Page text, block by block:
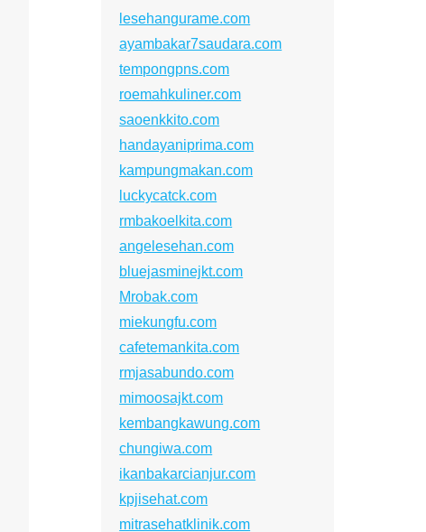
lesehangurame.com
ayambakar7saudara.com
tempongpns.com
roemahkuliner.com
saoenkkito.com
handayaniprima.com
kampungmakan.com
luckycatck.com
rmbakoelkita.com
angelesehan.com
bluejasminejkt.com
Mrobak.com
miekungfu.com
cafetemankita.com
rmjasabundo.com
mimoosajkt.com
kembangkawung.com
chungiwa.com
ikanbakarcianjur.com
kpjisehat.com
mitrasehatklinik.com